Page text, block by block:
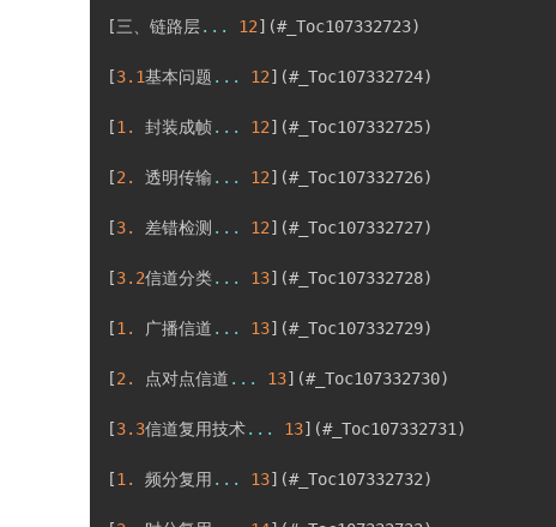
[三、链路层... 12] (#_Toc107332723)
[3.1基本问题 ... 12] (#_Toc107332724)
[1. 封装成帧... 12] (#_Toc107332725)
[2. 透明传输 ... 12] (#_Toc107332726)
[3. 差错检测 ... 12] (#_Toc107332727)
[3.2信道分类... 13] (#_Toc107332728)
[1. 广播信道 ... 13] (#_Toc107332729)
[2. 点对点信道 ... 13] (#_Toc107332730)
[3.3信道复用技术... 13] (#_Toc107332731 )
[1. 频分复用 ... 13] (#_Toc107332732)